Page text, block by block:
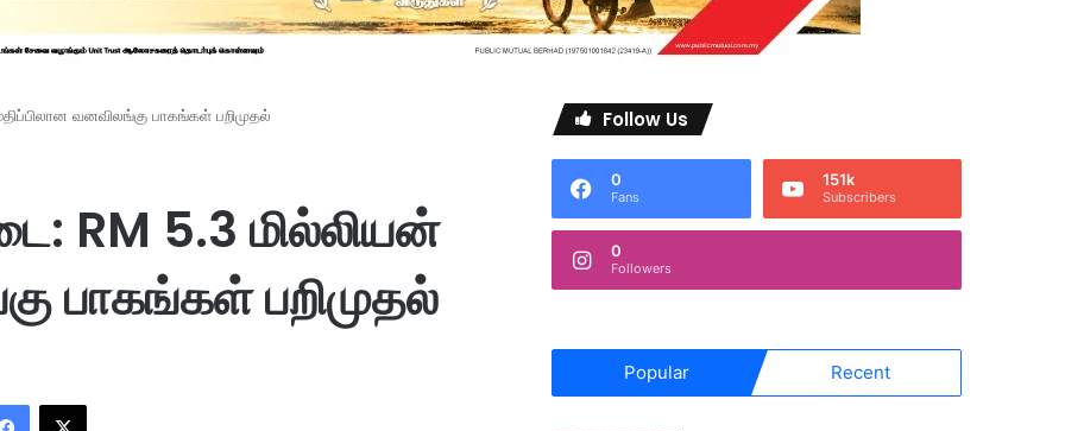
வனவிலங்கு பாகங்கள் பறிமுதல்
RM 5.3 மில்லியன்
பாகங்கள் பறிமுதல்
Follow Us
0
Fans
151k
Subscribers
0
Followers
Popular Recent